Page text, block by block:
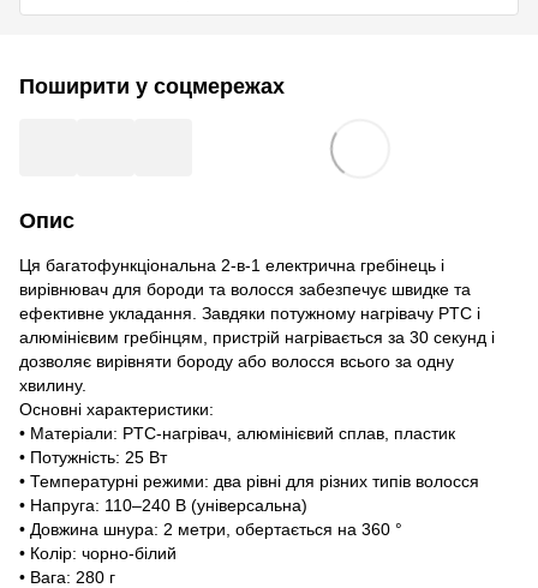
Поширити у соцмережах
Опис
Ця багатофункціональна 2-в-1 електрична гребінець і
вирівнювач для бороди та волосся забезпечує швидке та
ефективне укладання. Завдяки потужному нагрівачу PTC і
алюмінієвим гребінцям, пристрій нагрівається за 30 секунд і
дозволяє вирівняти бороду або волосся всього за одну
хвилину.
Основні характеристики:
• Матеріали: PTC-нагрівач, алюмінієвий сплав, пластик
• Потужність: 25 Вт
• Температурні режими: два рівні для різних типів волосся
• Напруга: 110–240 В (універсальна)
• Довжина шнура: 2 метри, обертається на 360 °
• Колір: чорно-білий
• Вага: 280 г